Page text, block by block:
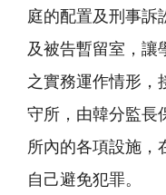
庭的配置及刑事訴
及被告暫留室，讓
之實務運作情形，
守所，由韓分監長
所內的各項設施，
自己避免犯罪。